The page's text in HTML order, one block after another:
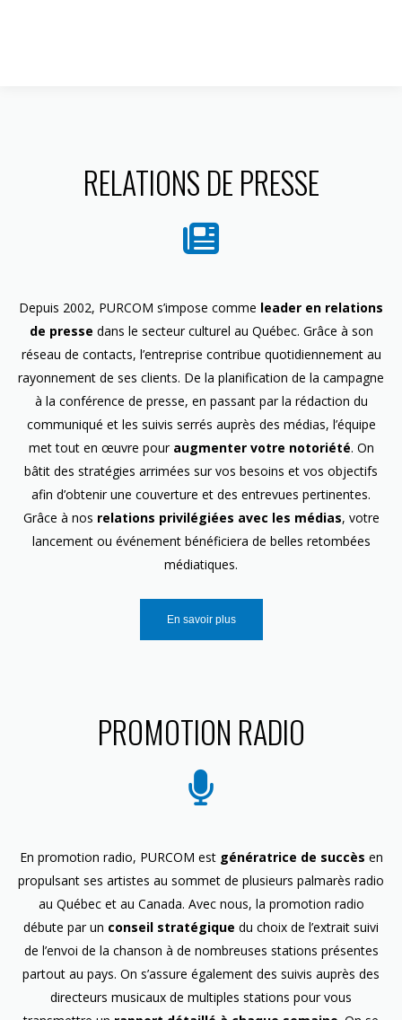
RELATIONS DE PRESSE
Depuis 2002, PURCOM s’impose comme leader en relations
de presse dans le secteur culturel au Québec. Grâce à son
réseau de contacts, l’entreprise contribue quotidiennement au
rayonnement de ses clients. De la planification de la campagne
à la conférence de presse, en passant par la rédaction du
communiqué et les suivis serrés auprès des médias, l’équipe
met tout en œuvre pour augmenter votre notoriété. On
bâtit des stratégies arrimées sur vos besoins et vos objectifs
afin d’obtenir une couverture et des entrevues pertinentes.
Grâce à nos relations privilégiées avec les médias, votre
lancement ou événement bénéficiera de belles retombées
médiatiques.
En savoir plus
PROMOTION RADIO
En promotion radio, PURCOM est génératrice de succès en
propulsant ses artistes au sommet de plusieurs palmarès radio
au Québec et au Canada. Avec nous, la promotion radio
débute par un conseil stratégique du choix de l’extrait suivi
de l’envoi de la chanson à de nombreuses stations présentes
partout au pays. On s’assure également des suivis auprès des
directeurs musicaux de multiples stations pour vous